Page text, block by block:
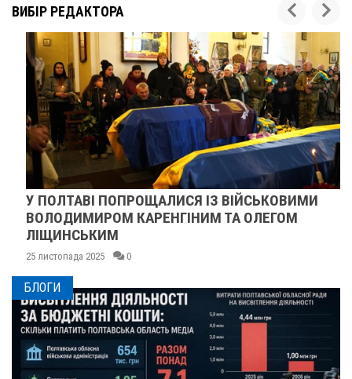
ВИБІР РЕДАКТОРА
У ПОЛТАВІ ПОПРОЩАЛИСЯ ІЗ ВІЙСЬКОВИМИ
ВОЛОДИМИРОМ КАРЕНГІНИМ ТА ОЛЕГОМ
ЛІЩИНСЬКИМ
25 листопада 2025 0
БЛОГИ